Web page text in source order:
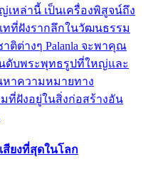
หล่านี้ เป็นเครื่องพิสูจน์ถึง
ที่ฝังรากลึกในวัฒนธรรม
ต่างๆ Palanla จะพาคุณ
นดับพระพุทธรูปที่ใหญ่และ
าความหมายทาง
ที่ฝังอยู่ในสิ่งก่อสร้างอัน
ยงที่สุดในโลก